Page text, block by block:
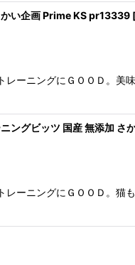
い企画 Prime KS pr13339
ーニングにＧＯＯＤ。
ングビッツ 国産 無添加
ーニングにＧＯＯＤ。